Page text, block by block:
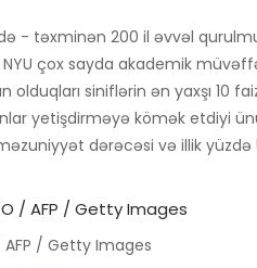
- təxminən 200 il əvvəl
çox sayda akademik
siniflərin ən yaxşı 10
yetişdirməyə kömək etdiyi
dərəcəsi və illik
AFP / Getty Images